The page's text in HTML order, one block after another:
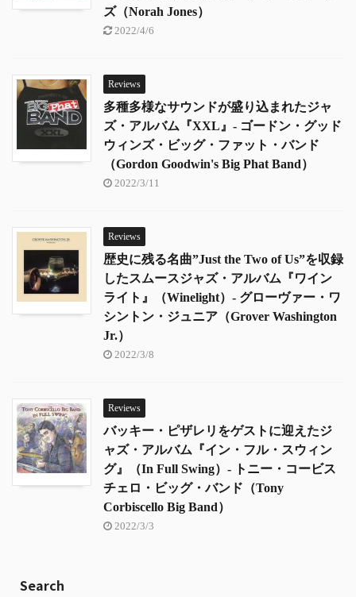
ズ（Norah Jones）
2022/4/6
Reviews
多種多様なサウンドが盛り込まれたジャ
ズ・アルバム『XXL』- ゴードン・グッド
ウィンズ・ビッグ・ファット・バンド
（Gordon Goodwin's Big Phat Band）
2022/3/11
Reviews
歴史に残る名曲”Just the Two of Us”を収録
したスムースジャズ・アルバム『ワイン
ライト』（Winelight）- グローヴァー・ワ
シントン・ジュニア（Grover Washington
Jr.）
2022/3/8
Reviews
バッキー・ピザレリをゲストに迎えたジ
ャズ・アルバム『イン・フル・スウィン
グ』（In Full Swing）- トニー・コービス
チェロ・ビッグ・バンド（Tony
Corbiscello Big Band）
2022/3/3
Search